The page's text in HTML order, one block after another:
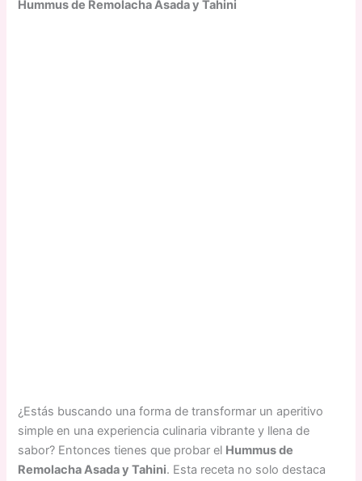
Hummus de Remolacha Asada y Tahini
¿Estás buscando una forma de transformar un aperitivo
simple en una experiencia culinaria vibrante y llena de
sabor? Entonces tienes que probar el Hummus de
Remolacha Asada y Tahini. Esta receta no solo destaca